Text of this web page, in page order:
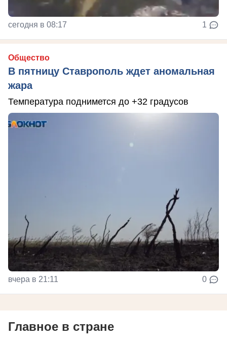
сегодня в 08:17 1
Общество
В пятницу Ставрополь ждет аномальная
жара
Температура поднимется до +32 градусов
вчера в 21:11 0
Главное в стране